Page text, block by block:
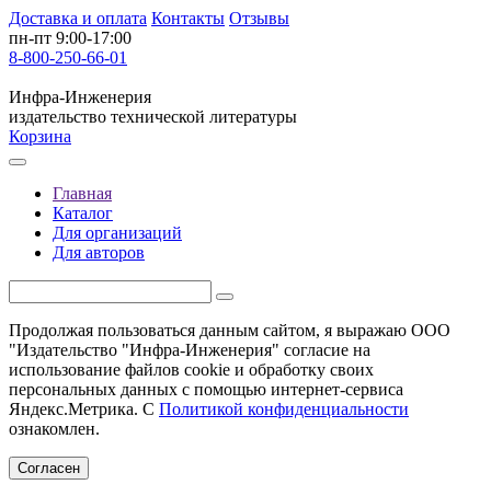
Доставка и оплата Контакты Отзывы
пн-пт 9:00-17:00
8-800-250-66-01
Инфра-Инженерия
издательство технической литературы
Корзина
Главная
Каталог
Для организаций
Для авторов
Продолжая пользоваться данным сайтом, я выражаю ООО
"Издательство "Инфра-Инженерия" согласие на
использование файлов cookie и обработку своих
персональных данных с помощью интернет-сервиса
Яндекс.Метрика. С Политикой конфиденциальности
ознакомлен.
Согласен